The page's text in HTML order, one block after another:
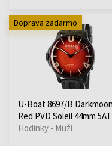
Doprava zadarmo
U-Boat 8697/B Darkmoon
Red PVD Soleil 44mm
Hodinky - Muži